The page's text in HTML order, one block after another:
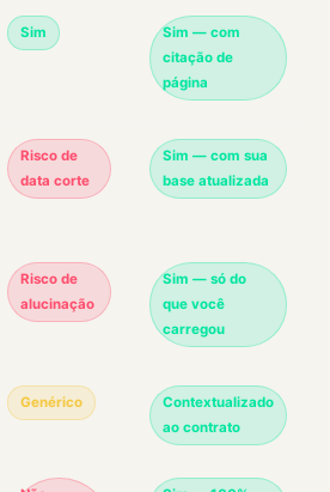
Sim
Sim — com
citação de
página
Risco de
data corte
Sim — com sua
base atualizada
Risco de
alucinação
Sim — só do
que você
carregou
Genérico
Contextualizado
ao contrato